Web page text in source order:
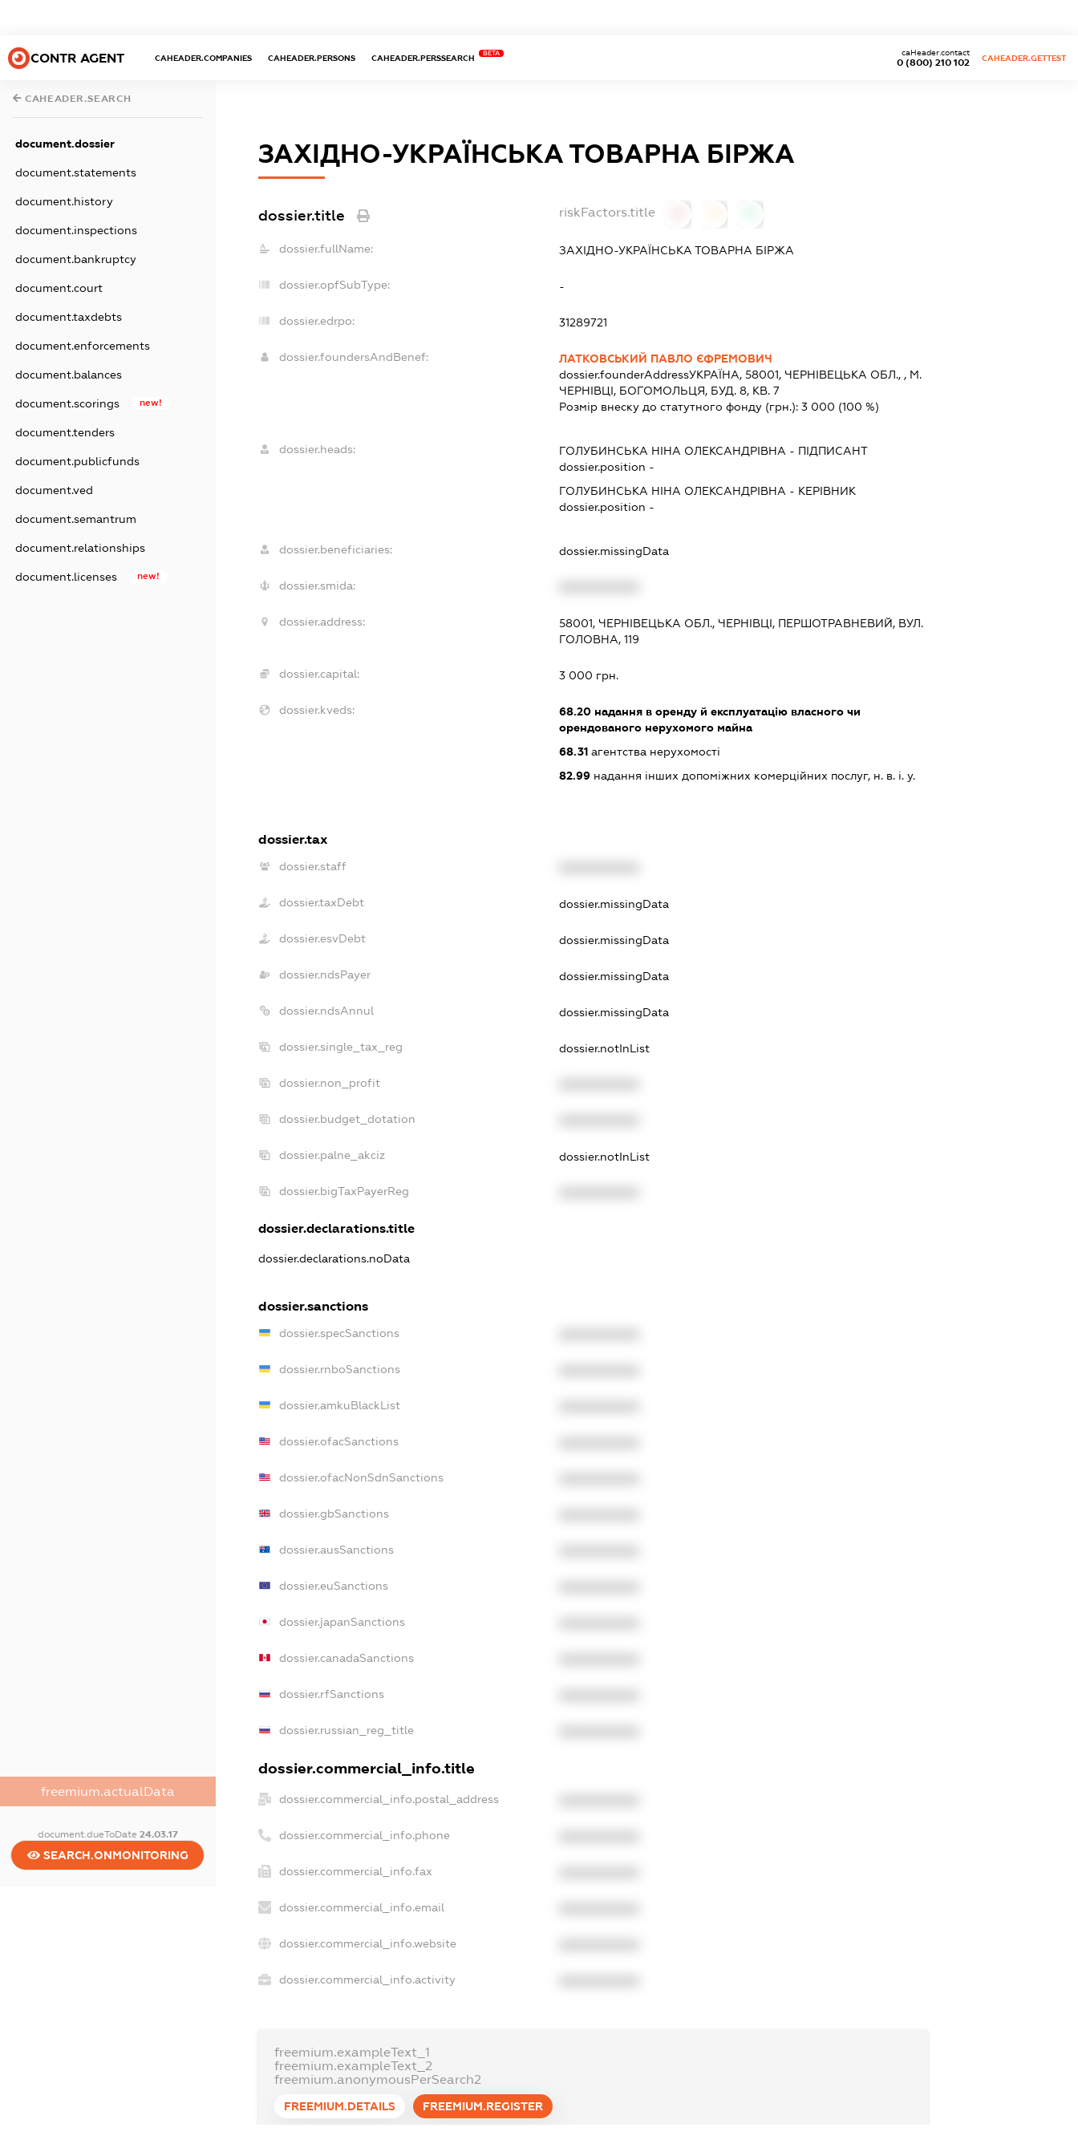
CONTR AGENT CAHEADER.COMPANIES CAHEADER.PERSONS CAHEADER.PERSSEARCH
BETA
0 (800) 210 102
caHeader.contact
CAHEADER.GETTEST
CAHEADER.SEARCH
document.dossier
document.statements
document.history
document.inspections
document.bankruptcy
document.court
document.taxdebts
document.enforcements
document.balances
document.scorings new!
document.tenders
document.publicfunds
document.ved
document.semantrum
document.relationships
document.licenses new!
freemium.actualData
document.dueToDate 24.03.17
SEARCH.ONMONITORING
ЗАХІДНО-УКРАЇНСЬКА ТОВАРНА БІРЖА
dossier.title riskFactors.title
dossier.fullName: ЗАХІДНО-УКРАЇНСЬКА ТОВАРНА БІРЖА
dossier.opfSubType: -
dossier.edrpo: 31289721
dossier.foundersAndBenef:
ЛАТКОВСЬКИЙ ПАВЛО ЄФРЕМОВИЧ
dossier.founderAddressУКРАЇНА, 58001, ЧЕРНIВЕЦЬКА ОБЛ., , М.
ЧЕРНІВЦІ, БОГОМОЛЬЦЯ, БУД. 8, КВ. 7
Розмір внеску до статутного фонду (грн.):3 000 (100 %)
dossier.heads: ГОЛУБИНСЬКА НІНА ОЛЕКСАНДРІВНА - ПІДПИСАНТ
dossier.position -
ГОЛУБИНСЬКА НІНА ОЛЕКСАНДРІВНА - КЕРІВНИК
dossier.position -
dossier.beneficiaries: dossier.missingData
dossier.smida:
dossier.address:
58001, ЧЕРНІВЕЦЬКА ОБЛ., ЧЕРНІВЦІ, ПЕРШОТРАВНЕВИЙ, ВУЛ.
ГОЛОВНА, 119
dossier.capital: 3 000 грн.
dossier.kveds: 68.20 надання в оренду й експлуатацію власного чи
орендованого нерухомого майна
68.31 агентства нерухомості
82.99 надання інших допоміжних комерційних послуг, н. в. і. у.
dossier.tax
dossier.staff
dossier.taxDebt dossier.missingData
dossier.esvDebt dossier.missingData
dossier.ndsPayer dossier.missingData
dossier.ndsAnnul dossier.missingData
dossier.single_tax_reg dossier.notInList
dossier.non_profit
dossier.budget_dotation
dossier.palne_akciz dossier.notInList
dossier.bigTaxPayerReg
dossier.declarations.title
dossier.declarations.noData
dossier.sanctions
dossier.specSanctions
dossier.rnboSanctions
dossier.amkuBlackList
dossier.ofacSanctions
dossier.ofacNonSdnSanctions
dossier.gbSanctions
dossier.ausSanctions
dossier.euSanctions
dossier.japanSanctions
dossier.canadaSanctions
dossier.rfSanctions
dossier.russian_reg_title
dossier.commercial_info.title
dossier.commercial_info.postal_address
dossier.commercial_info.phone
dossier.commercial_info.fax
dossier.commercial_info.email
dossier.commercial_info.website
dossier.commercial_info.activity
freemium.exampleText_1
freemium.exampleText_2
freemium.anonymousPerSearch2
FREEMIUM.DETAILS FREEMIUM.REGISTER